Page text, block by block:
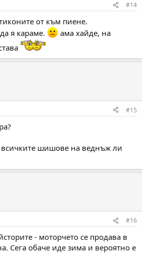
#14
от към пиене.
я караме.
ама хайде, на
#15
шишове на веднъж ли
#16
- моторчето се продава в
Сега обаче иде зима и вероятно е